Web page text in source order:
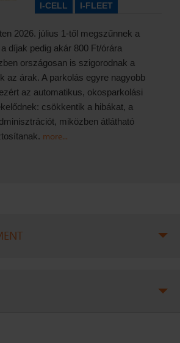
I-CELL I-FLEET
2026. július 1-től megszűnnek a
díjak pedig akár 800 Ft/órára
országosan is szigorodnak a
az árak. A parkolás egyre nagyobb
az automatikus, okosparkolási
csökkentik a hibákat, a
miközben átlátható
more...
various vehicle technologies etc.), it